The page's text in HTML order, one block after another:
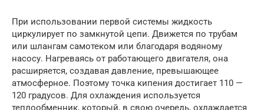
При использовании первой системы жидкость
циркулирует по замкнутой цепи. Движется по трубам
или шлангам самотеком или благодаря водяному
насосу. Нагреваясь от работающего двигателя, она
расширяется, создавая давление, превышающее
атмосферное. Поэтому точка кипения достигает 110 —
120 градусов. Для охлаждения используется
теплообменник, который, в свою очередь, охлаждается